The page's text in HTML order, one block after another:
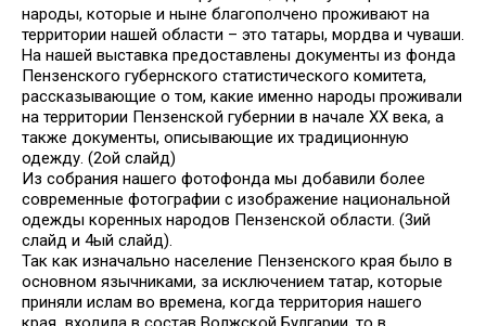
народы, которые и ныне благополчено проживают на
территории нашей области – это татары, мордва и чуваши.
На нашей выставка предоставлены документы из фонда
Пензенского губернского статистического комитета,
рассказывающие о том, какие именно народы проживали
на территории Пензенской губернии в начале XX века, а
также документы, описывающие их традиционную
одежду. (2ой слайд)
Из собрания нашего фотофонда мы добавили более
современные фотографии с изображение национальной
одежды коренных народов Пензенской области. (3ий
слайд и 4ый слайд).
Так как изначально население Пензенского края было в
основном язычниками, за исключением татар, которые
приняли ислам во времена, когда территория нашего